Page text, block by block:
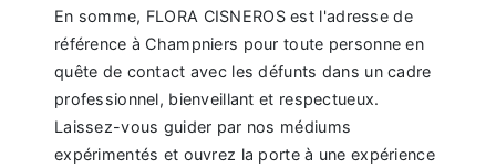
En somme, FLORA CISNEROS est l'adresse de
référence à Champniers pour toute personne en
quête de contact avec les défunts dans un cadre
professionnel, bienveillant et respectueux.
Laissez-vous guider par nos médiums
expérimentés et ouvrez la porte à une expérience